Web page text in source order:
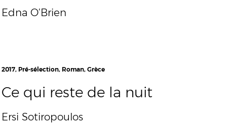
Edna O’Brien
2017, Pré-sélection, Roman, Grèce
Ce qui reste de la nuit
Ersi Sotiropoulos